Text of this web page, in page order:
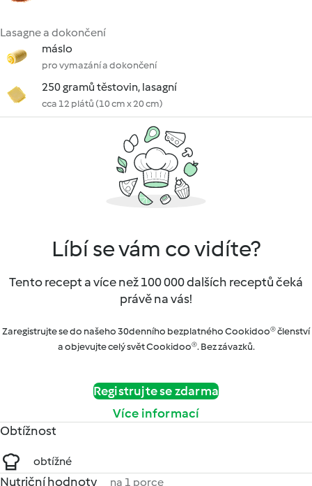
Lasagne a dokončení
máslo
pro vymazání a dokončení
250 gramů těstovin, lasagní
cca 12 plátů (10 cm x 20 cm)
Líbí se vám co vidíte?
Tento recept a více než 100 000 dalších receptů čeká
právě na vás!
Zaregistrujte se do našeho 30denního bezplatného Cookidoo® členství
a objevujte celý svět Cookidoo®. Bez závazků.
Registrujte se zdarma
Více informací
Obtížnost
obtížné
Nutriční hodnoty na 1 porce